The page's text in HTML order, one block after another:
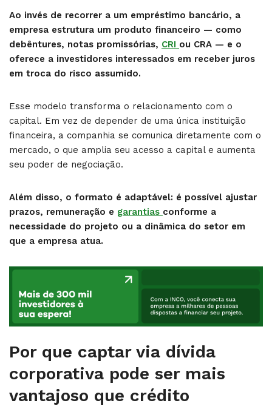
Ao invés de recorrer a um empréstimo bancário, a
empresa estrutura um produto financeiro — como
debêntures, notas promissórias, CRI ou CRA — e o
oferece a investidores interessados em receber juros
em troca do risco assumido.
Esse modelo transforma o relacionamento com o
capital. Em vez de depender de uma única instituição
financeira, a companhia se comunica diretamente com o
mercado, o que amplia seu acesso a capital e aumenta
seu poder de negociação.
Além disso, o formato é adaptável: é possível ajustar
prazos, remuneração e garantias conforme a
necessidade do projeto ou a dinâmica do setor em
que a empresa atua.
Por que captar via dívida
corporativa pode ser mais
vantajoso que crédito